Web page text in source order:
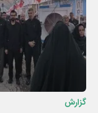
گزارش